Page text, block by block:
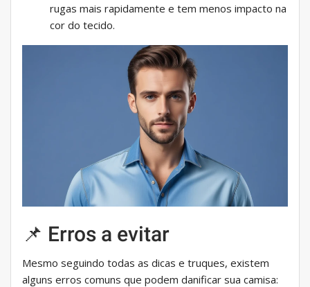
rugas mais rapidamente e tem menos impacto na
cor do tecido.
📌 Erros a evitar
Mesmo seguindo todas as dicas e truques, existem
alguns erros comuns que podem danificar sua camisa: